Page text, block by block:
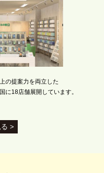
の提案力を両立した
に18店舗展開しています。
>